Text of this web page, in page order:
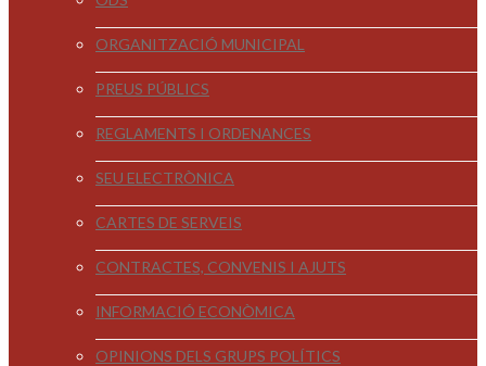
ORGANITZACIÓ MUNICIPAL
PREUS PÚBLICS
REGLAMENTS I ORDENANCES
SEU ELECTRÒNICA
CARTES DE SERVEIS
CONTRACTES, CONVENIS I AJUTS
INFORMACIÓ ECONÒMICA
OPINIONS DELS GRUPS POLÍTICS